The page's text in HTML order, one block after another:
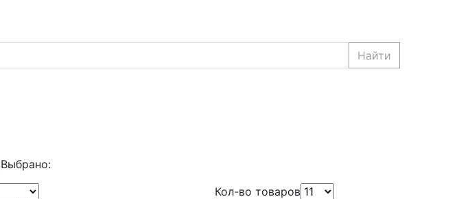
Найти
Выбрано:
Кол-во товаров